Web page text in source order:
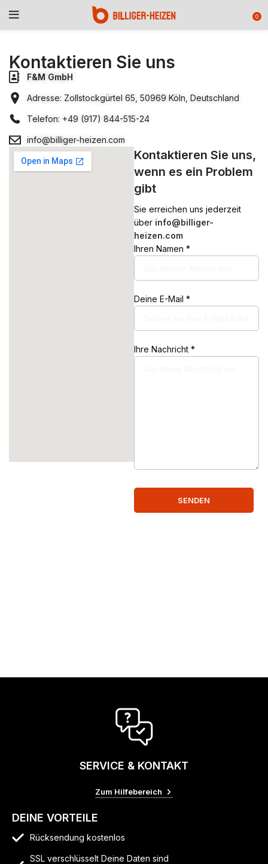
0
Kontaktieren Sie uns
F&M GmbH
Adresse: Zollstockgürtel 65, 50969 Köln, Deutschland
Telefon: +49 (917) 844-515-24
info@billiger-heizen.com
Kontaktieren Sie uns,
wenn es ein Problem
gibt
Sie erreichen uns jederzeit
über info@billiger-
heizen.com
Ihren Namen *
Deine E-Mail *
Ihre Nachricht *
SERVICE & KONTAKT
Zum Hilfebereich
DEINE VORTEILE
Rücksendung kostenlos
SSL verschlüsselt Deine Daten sind